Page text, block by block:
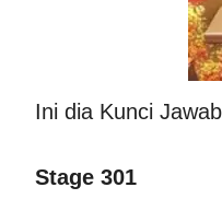
Ini dia Kunci
Stage 301